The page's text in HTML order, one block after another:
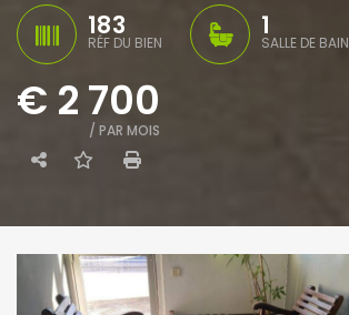
183
RÉF DU BIEN
1
SALLE DE BAIN
€ 2 700
/ PAR MOIS